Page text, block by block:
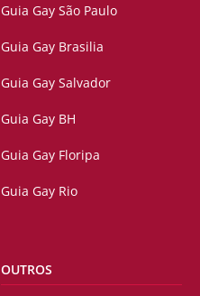
Guia Gay São Paulo
Guia Gay Brasilia
Guia Gay Salvador
Guia Gay BH
Guia Gay Floripa
Guia Gay Rio
OUTROS